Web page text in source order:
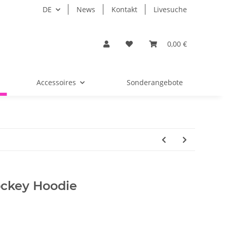
DE News Kontakt Livesuche
0,00 €
Accessoires Sonderangebote
Hoodie